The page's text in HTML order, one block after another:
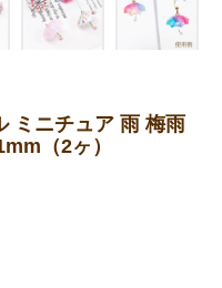
ミニチュア 雨 梅雨
（2ヶ）